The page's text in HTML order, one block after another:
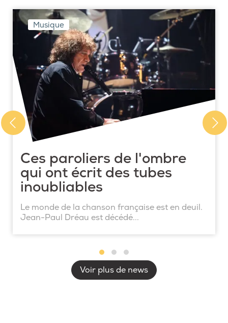
Musique
Ces paroliers de l'ombre
qui ont écrit des tubes
inoubliables
Le monde de la chanson française est en deuil.
Jean-Paul Dréau est décédé...
Voir plus de news